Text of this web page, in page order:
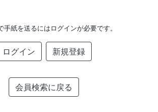
手紙を送るにはログインが必要です。
ログイン 新規登録
会員検索に戻る